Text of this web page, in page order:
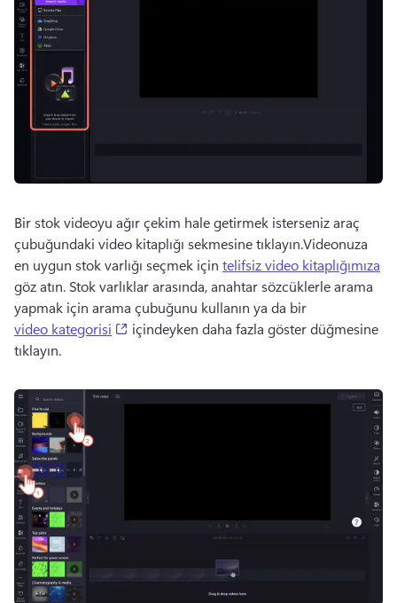
Bir stok videoyu ağır çekim hale getirmek isterseniz araç
çubuğundaki video kitaplığı sekmesine tıklayın.Videonuza
en uygun stok varlığı seçmek için telifsiz video kitaplığımıza
göz atın. Stok varlıklar arasında, anahtar sözcüklerle arama
yapmak için arama çubuğunu kullanın ya da bir
video kategorisi
(opens in a new tab)
içindeyken daha fazla göster düğmesine
tıklayın.